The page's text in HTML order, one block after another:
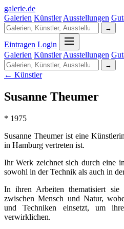
galerie.de
Galerien Künstler Ausstellungen
→
Eintragen Login
Galerien Künstler Ausstellungen
→
← Künstler
Susanne Theumer
* 1975
Susanne Theumer ist eine
in Hamburg vertreten ist.
Ihr Werk zeichnet sich durch eine
sowohl in der Technik als auch in
In ihren Arbeiten thematisiert sie
zwischen Mensch und Natur,
und Techniken einsetzt, um
verwirklichen.